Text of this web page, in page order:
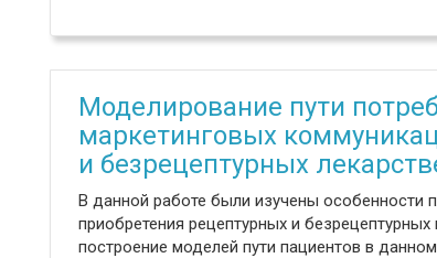
Моделирование пути
маркетинговых
и безрецептурных
В данной работе были изучены особенности
приобретения рецептурных и
построение моделей пути пациентов в